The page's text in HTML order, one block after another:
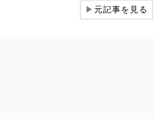
▶元記事を見る